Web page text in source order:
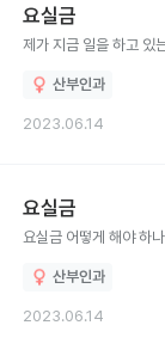
요실금
제가 지금 일을 하고 있
산부인과
2023.06.14
요실금
요실금 어떻게 해야 하
산부인과
2023.06.14